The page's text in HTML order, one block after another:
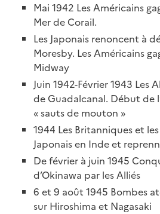
Mai 1942 Les Américains
Mer de Corail.
Les Japonais renoncent à
Moresby. Les Américains
Midway
Juin 1942-Février 1943 Les
de Guadalcanal. Début de
« sauts de mouton »
1944 Les Britanniques et
Japonais en Inde et
De février à juin 1945
d’Okinawa par les Alliés
6 et 9 août 1945 Bombes
sur Hiroshima et Nagasaki